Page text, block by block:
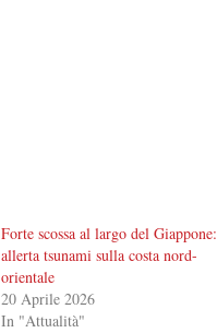
Forte scossa al largo del Giappone:
allerta tsunami sulla costa nord-
orientale
20 Aprile 2026
In "Attualità"